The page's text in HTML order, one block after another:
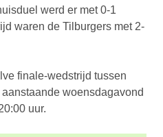
werd er met 0-1
waren de Tilburgers met 2-
finale-wedstrijd tussen
woensdagavond
uur.